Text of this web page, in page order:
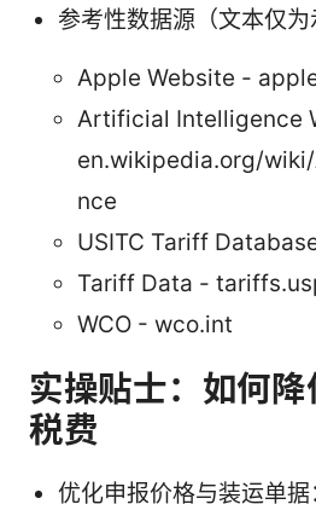
参考性数据源（文本仅为
Apple Website -
Artificial Intelligence
en.wikipedia.org/
nce
USITC Tariff
Tariff Data -
WCO - wco.int
实操贴士：如何
税费
优化申报价格与装运单